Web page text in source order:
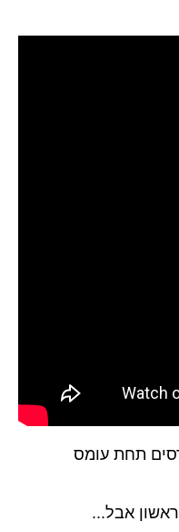
תחת עומס
אבל...